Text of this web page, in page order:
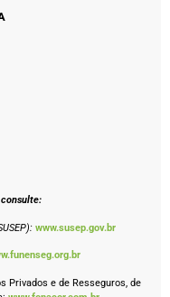
www.susep.gov.br
Privados e de Resseguros, de